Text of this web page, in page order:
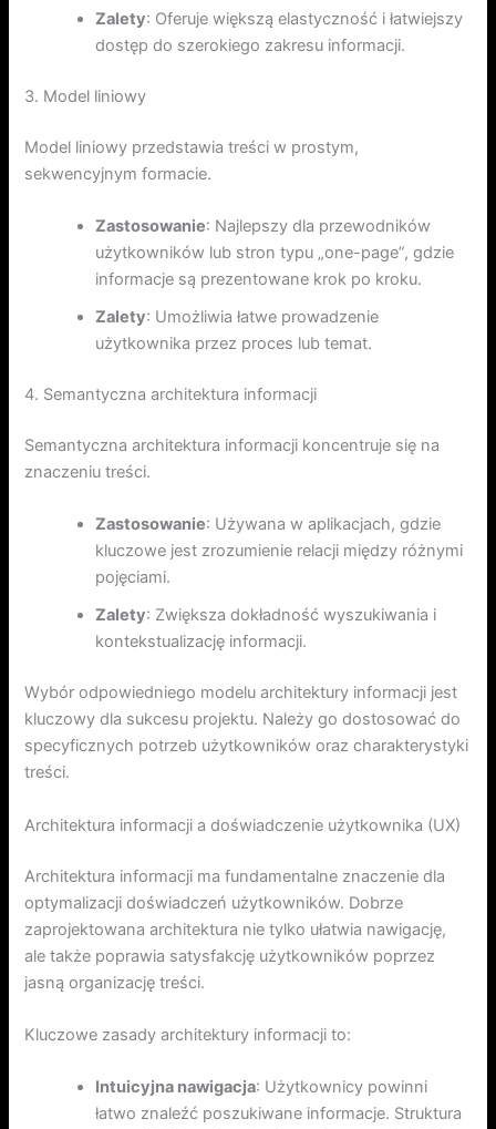
Zalety: Oferuje większą elastyczność i łatwiejszy
dostęp do szerokiego zakresu informacji.
3. Model liniowy
Model liniowy przedstawia treści w prostym,
sekwencyjnym formacie.
Zastosowanie: Najlepszy dla przewodników
użytkowników lub stron typu „one-page”, gdzie
informacje są prezentowane krok po kroku.
Zalety: Umożliwia łatwe prowadzenie
użytkownika przez proces lub temat.
4. Semantyczna architektura informacji
Semantyczna architektura informacji koncentruje się na
znaczeniu treści.
Zastosowanie: Używana w aplikacjach, gdzie
kluczowe jest zrozumienie relacji między różnymi
pojęciami.
Zalety: Zwiększa dokładność wyszukiwania i
kontekstualizację informacji.
Wybór odpowiedniego modelu architektury informacji jest
kluczowy dla sukcesu projektu. Należy go dostosować do
specyficznych potrzeb użytkowników oraz charakterystyki
treści.
Architektura informacji a doświadczenie użytkownika (UX)
Architektura informacji ma fundamentalne znaczenie dla
optymalizacji doświadczeń użytkowników. Dobrze
zaprojektowana architektura nie tylko ułatwia nawigację,
ale także poprawia satysfakcję użytkowników poprzez
jasną organizację treści.
Kluczowe zasady architektury informacji to:
Intuicyjna nawigacja: Użytkownicy powinni
łatwo znaleźć poszukiwane informacje. Struktura